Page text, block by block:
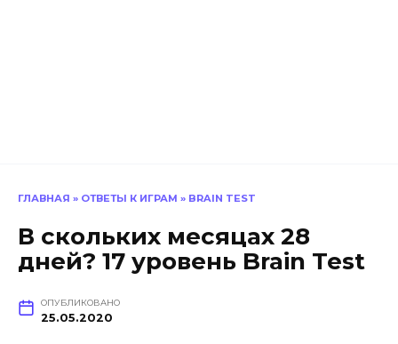
ГЛАВНАЯ » ОТВЕТЫ К ИГРАМ » BRAIN TEST
В скольких месяцах 28
дней? 17 уровень Brain Test
ОПУБЛИКОВАНО
25.05.2020